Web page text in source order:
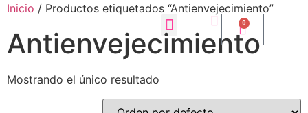
0
Inicio / Productos etiquetados “Antienvejecimiento”
Antienvejecimiento
Mostrando el único resultado